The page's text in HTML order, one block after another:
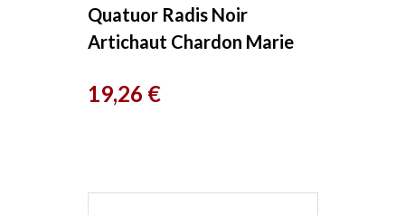
Quatuor Radis Noir
Artichaut Chardon Marie
Super Diet
Prix
19,26 €